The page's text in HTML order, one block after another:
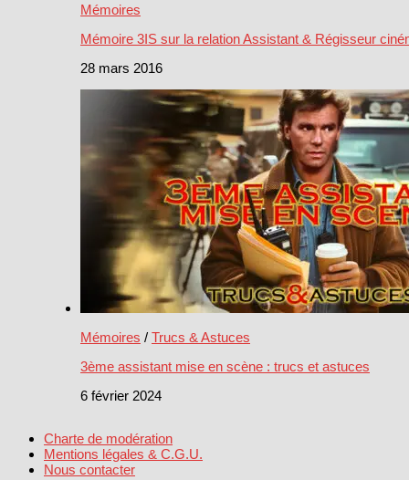
Mémoires
Mémoire 3IS sur la relation Assistant & Régisseur
28 mars 2016
Mémoires / Trucs & Astuces
3ème assistant mise en scène : trucs et astuces
6 février 2024
Charte de modération
Mentions légales & C.G.U.
Nous contacter